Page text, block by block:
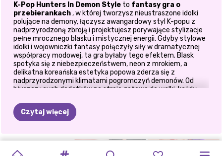
K-Pop Hunters In Demon Styleto fantasy gra o
przebierankach, w której tworzysz nieustraszone idolki
polujące na demony, łączysz awangardowy styl K-popu z
nadprzyrodzoną zbroją i projektujesz porywające stylizacje
pełne mrocznego blasku i mistycznej energii. Gdyby stylowe
idolki i wojowniczki fantasy połączyły siły w dramatycznej
współpracy modowej, ta gra byłaby tego efektem. Blask
spotyka się z niebezpieczeństwem, neon z mrokiem, a
delikatna koreańska estetyka popowa zderza się z
nadprzyrodzonymi klimatami pogromczyń demonów. Od
błyszczących dodatków po stroje gotowe do walki, każdy
dominacji zarówno na scenie koncertowej, jak i na polu bitwy
demonów.
Czytaj więcej
ŁOWCY
BLACKPINK WYZWANIE
KONCERT K-POPOWY K-POPOWE